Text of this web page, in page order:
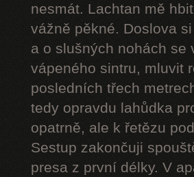
nesmát. Lachtan mě
vážně pěkné. Doslova
a o slušných nohách se
vápeného sintru, mluvit
posledních třech
tedy opravdu lahůdka
opatrně, ale k řetězu
Sestup zakončuji
presa z první délky. V